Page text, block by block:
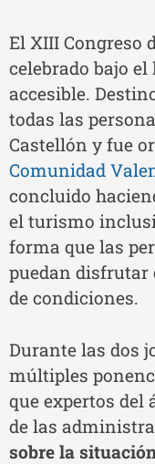
El XIII Congreso
celebrado bajo
accesible.
todas las
Castellón y fue
Comunidad
concluido
el turismo
forma que las
puedan disfrutar
de condiciones.
Durante las dos
múltiples
que expertos del
de las
sobre la